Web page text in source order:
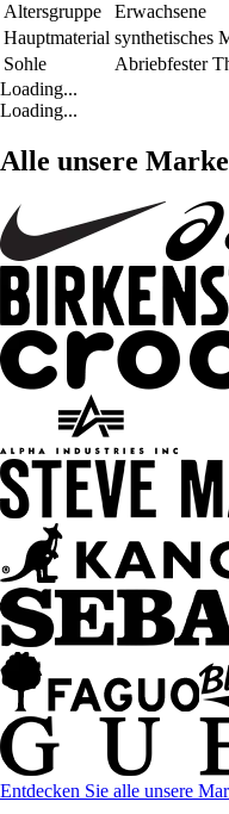
Altersgruppe
Erwachsene
Hauptmaterial synthetisches
Sohle
Abriebfester
Loading...
Loading...
Alle unsere
Entdecken Sie alle unsere